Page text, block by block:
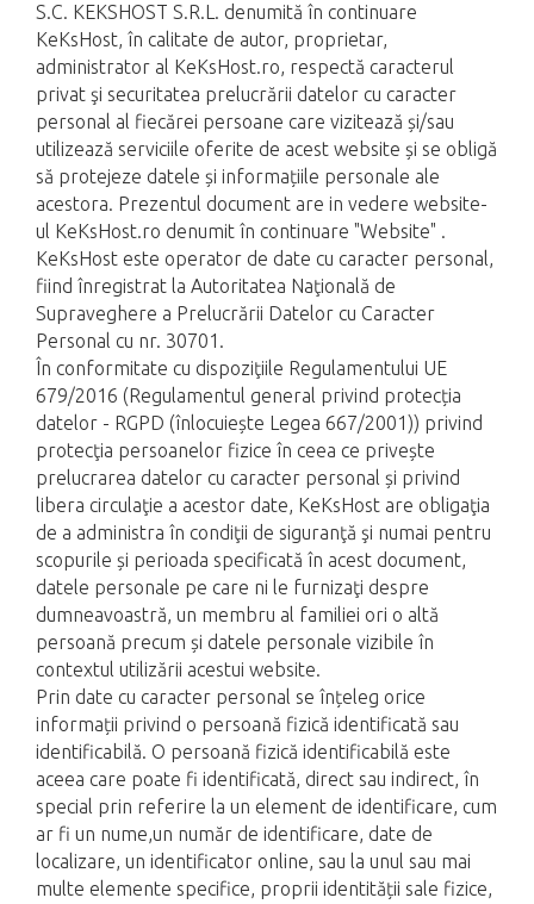
S.C. KEKSHOST S.R.L. denumită în continuare
KeKsHost, în calitate de autor, proprietar,
administrator al KeKsHost.ro, respectă caracterul
privat şi securitatea prelucrării datelor cu caracter
personal al fiecărei persoane care vizitează și/sau
utilizează serviciile oferite de acest website și se obligă
să protejeze datele și informațiile personale ale
acestora. Prezentul document are in vedere website-
ul KeKsHost.ro denumit în continuare "Website" .
KeKsHost este operator de date cu caracter personal,
fiind înregistrat la Autoritatea Naţională de
Supraveghere a Prelucrării Datelor cu Caracter
Personal cu nr. 30701.
În conformitate cu dispoziţiile Regulamentului UE
679/2016 (Regulamentul general privind protecția
datelor - RGPD (înlocuiește Legea 667/2001)) privind
protecţia persoanelor fizice în ceea ce privește
prelucrarea datelor cu caracter personal și privind
libera circulaţie a acestor date, KeKsHost are obligaţia
de a administra în condiţii de siguranţă şi numai pentru
scopurile și perioada specificată în acest document,
datele personale pe care ni le furnizaţi despre
dumneavoastră, un membru al familiei ori o altă
persoană precum și datele personale vizibile în
contextul utilizării acestui website.
Prin date cu caracter personal se înțeleg orice
informații privind o persoană fizică identificată sau
identificabilă. O persoană fizică identificabilă este
aceea care poate fi identificată, direct sau indirect, în
special prin referire la un element de identificare, cum
ar fi un nume,un număr de identificare, date de
localizare, un identificator online, sau la unul sau mai
multe elemente specifice, proprii identității sale fizice,